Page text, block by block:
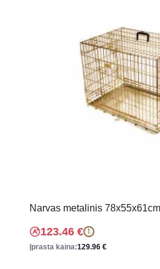
Narvas metalinis
123.46 € !
Įprasta kaina:129.96 €